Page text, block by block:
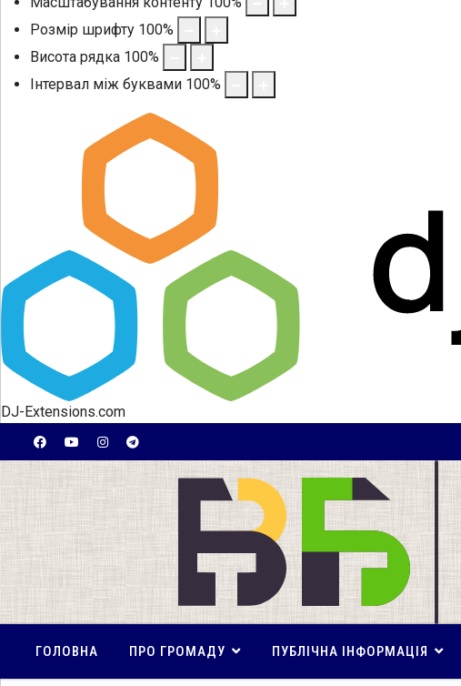
Розмір шрифту 100%
Висота рядка 100%
Інтервал між буквами 100%
DJ-Extensions.com
ГОЛОВНА ПРО ГРОМАДУ ПУБЛІЧНА ІНФОРМАЦІЯ